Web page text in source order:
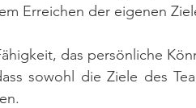
Erreichen der eigenen
das persönliche
sowohl die Ziele des